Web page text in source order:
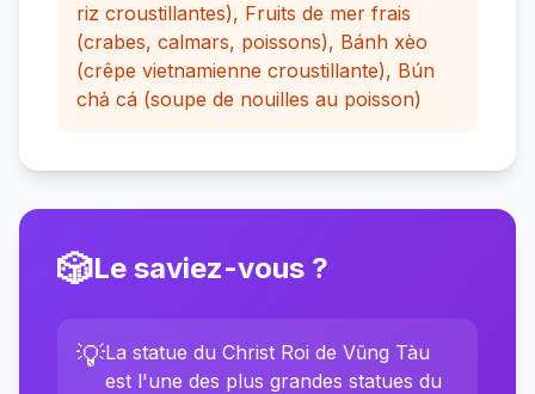
riz croustillantes), Fruits de mer frais
(crabes, calmars, poissons), Bánh xèo
(crêpe vietnamienne croustillante), Bún
chả cá (soupe de nouilles au poisson)
🎲Le saviez-vous ?
💡La statue du Christ Roi de Vũng Tàu
est l'une des plus grandes statues du